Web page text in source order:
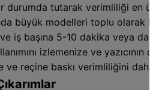
durumda tutarak verimliliği en
büyük modelleri toplu olarak
ve iş başına 5-10 dakika veya
izlemenize ve
reçine baskı verimliliğini daha